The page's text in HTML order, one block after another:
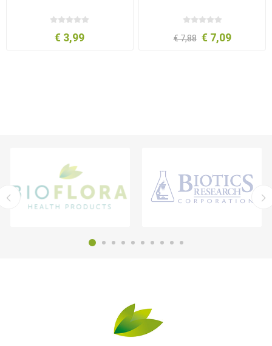
€ 3,99 € 7,88 € 7,09